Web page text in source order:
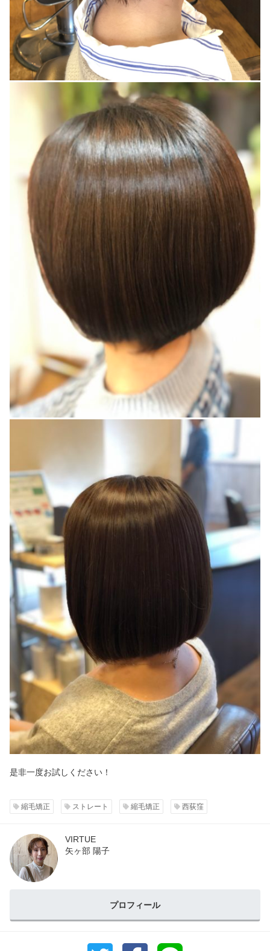
是非一度お試しください！
縮毛矯正 ストレート 縮毛矯正 西荻窪
VIRTUE
矢ヶ部 陽子
プロフィール